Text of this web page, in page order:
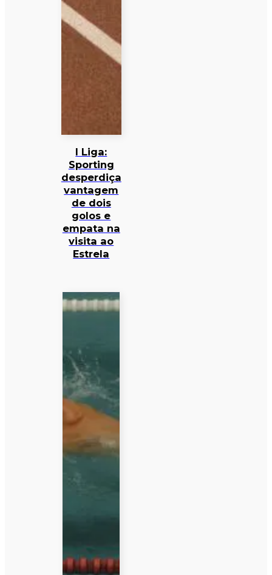
I Liga:
Sporting
desperdiça
vantagem
de dois
golos e
empata na
visita ao
Estrela